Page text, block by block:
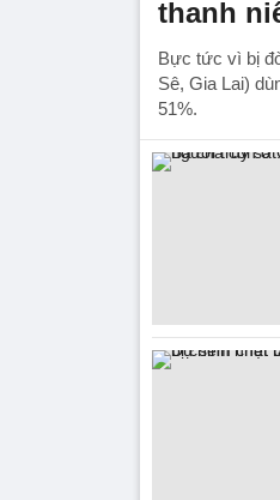
thanh
Bực tức vì bị
Sê, Gia Lai)
51%.